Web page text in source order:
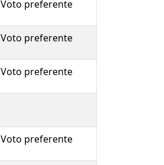
Voto preferente
Voto preferente
Voto preferente
Voto preferente